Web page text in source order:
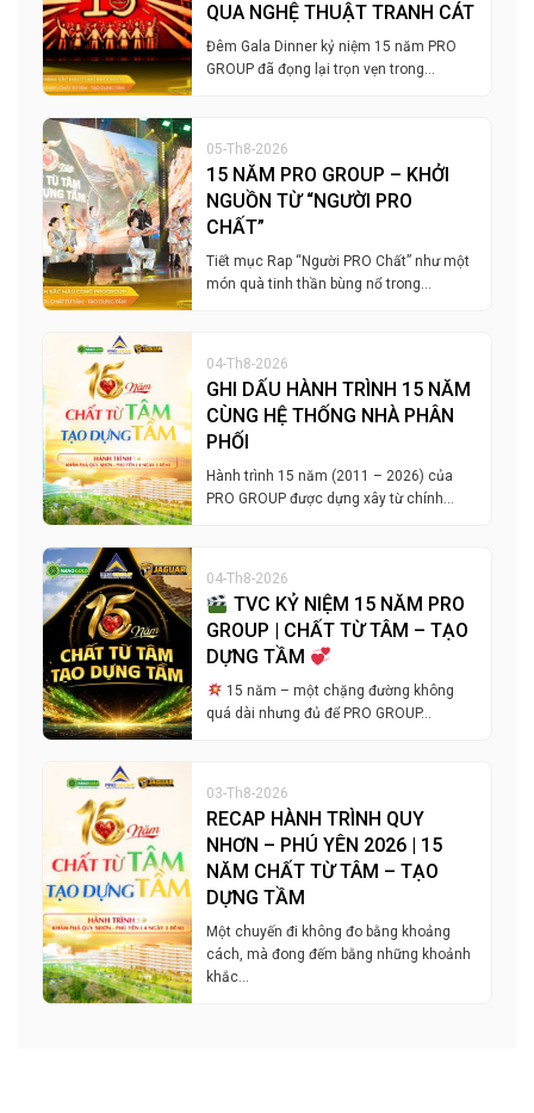
QUA NGHỆ THUẬT TRANH CÁT
Đêm Gala Dinner kỷ niệm 15 năm PRO
GROUP đã đọng lại trọn vẹn trong…
05-Th8-2026
15 NĂM PRO GROUP – KHỞI
NGUỒN TỪ “NGƯỜI PRO
CHẤT”
Tiết mục Rap “Người PRO Chất” như một
món quà tinh thần bùng nổ trong…
04-Th8-2026
GHI DẤU HÀNH TRÌNH 15 NĂM
CÙNG HỆ THỐNG NHÀ PHÂN
PHỐI
Hành trình 15 năm (2011 – 2026) của
PRO GROUP được dựng xây từ chính…
04-Th8-2026
TVC KỶ NIỆM 15 NĂM PRO
GROUP | CHẤT TỪ TÂM – TẠO
DỰNG TẦM
15 năm – một chặng đường không
quá dài nhưng đủ để PRO GROUP…
03-Th8-2026
RECAP HÀNH TRÌNH QUY
NHƠN – PHÚ YÊN 2026 | 15
NĂM CHẤT TỪ TÂM – TẠO
DỰNG TẦM
Một chuyến đi không đo bằng khoảng
cách, mà đong đếm bằng những khoảnh
khắc…